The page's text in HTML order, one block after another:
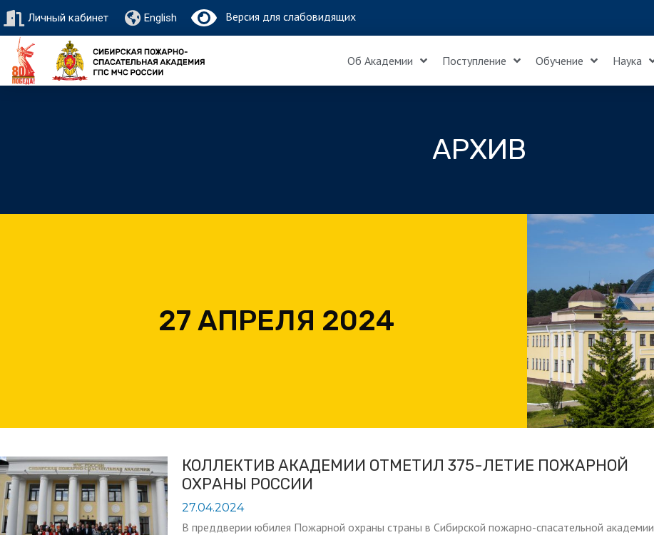
Личный кабинет English Версия для слабовидящих
Об Академии Поступление Обучение Наука
АРХИВ
27 АПРЕЛЯ 2024
КОЛЛЕКТИВ АКАДЕМИИ ОТМЕТИЛ 375-ЛЕТИЕ ПОЖАРНОЙ
ОХРАНЫ РОССИИ
27.04.2024
В преддверии юбилея Пожарной охраны страны в Сибирской пожарно-спасательной академии